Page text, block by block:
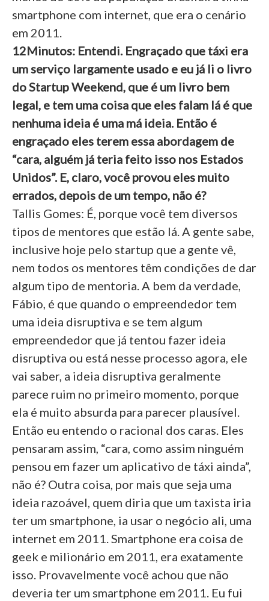
smartphone com internet, que era o cenário
em 2011.
12Minutos: Entendi. Engraçado que táxi era
um serviço largamente usado e eu já li o livro
do Startup Weekend, que é um livro bem
legal, e tem uma coisa que eles falam lá é que
nenhuma ideia é uma má ideia. Então é
engraçado eles terem essa abordagem de
“cara, alguém já teria feito isso nos Estados
Unidos”. E, claro, você provou eles muito
errados, depois de um tempo, não é?
Tallis Gomes: É, porque você tem diversos
tipos de mentores que estão lá. A gente sabe,
inclusive hoje pelo startup que a gente vê,
nem todos os mentores têm condições de dar
algum tipo de mentoria. A bem da verdade,
Fábio, é que quando o empreendedor tem
uma ideia disruptiva e se tem algum
empreendedor que já tentou fazer ideia
disruptiva ou está nesse processo agora, ele
vai saber, a ideia disruptiva geralmente
parece ruim no primeiro momento, porque
ela é muito absurda para parecer plausível.
Então eu entendo o racional dos caras. Eles
pensaram assim, “cara, como assim ninguém
pensou em fazer um aplicativo de táxi ainda”,
não é? Outra coisa, por mais que seja uma
ideia razoável, quem diria que um taxista iria
ter um smartphone, ia usar o negócio ali, uma
internet em 2011. Smartphone era coisa de
geek e milionário em 2011, era exatamente
isso. Provavelmente você achou que não
deveria ter um smartphone em 2011. Eu fui